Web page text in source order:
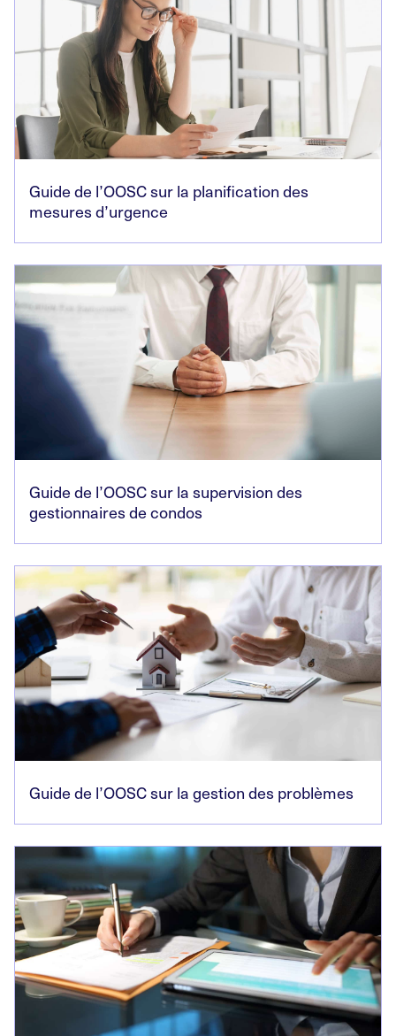
Guide de l’OOSC sur la planification des
mesures d’urgence
Guide de l’OOSC sur la supervision des
gestionnaires de condos
Guide de l’OOSC sur la gestion des problèmes